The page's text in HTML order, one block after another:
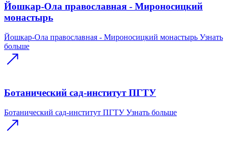
Йошкар-Ола православная - Мироносицкий
монастырь
Йошкар-Ола православная - Мироносицкий монастырь Узнать
больше
Ботанический сад-институт ПГТУ
Ботанический сад-институт ПГТУ Узнать больше